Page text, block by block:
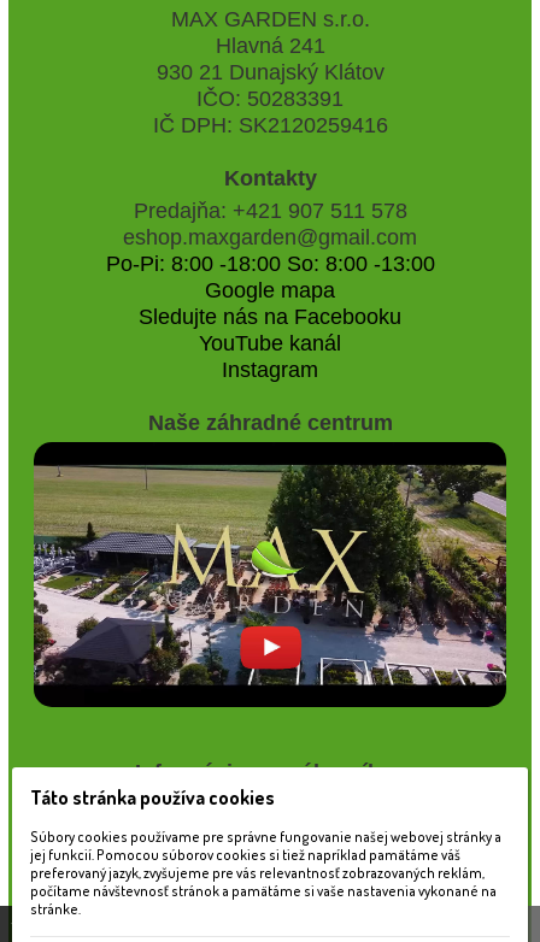
MAX GARDEN s.r.o.
Hlavná 241
930 21 Dunajský Klátov
IČO: 50283391
IČ DPH: SK2120259416
Kontakty
Predajňa: +421 907 511 578
eshop.maxgarden@gmail.com
Po-Pi: 8:00 -18:00 So: 8:00 -13:00
Google mapa
Sledujte nás na Facebooku
YouTube kanál
Instagram
Naše záhradné centrum
Informácie pre zákazníkov
Blog
Obchodné podmienky
Ochrana osobných údajov
Platobné možnosti
Táto stránka používa súbory cookies, ktoré nám
Táto stránka používa cookies
Súbory cookies používame pre správne fungovanie našej webovej stránky a
jej funkcií. Pomocou súborov cookies si tiež napríklad pamätáme váš
preferovaný jazyk, zvyšujeme pre vás relevantnosť zobrazovaných reklám,
počítame návštevnosť stránok a pamätáme si vaše nastavenia vykonané na
stránke.